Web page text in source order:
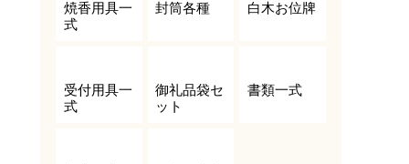
焼香用具一
式
封筒各種 白木お位牌
受付用具一
式
御礼品袋セ
ット
書類一式